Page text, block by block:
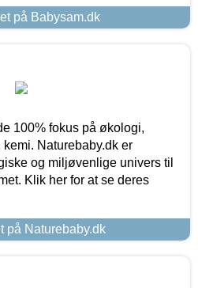
på Babysam.dk
100% fokus på økologi,
Naturebaby.dk er
og miljøvenlige univers til
Klik her for at se deres
på Naturebaby.dk